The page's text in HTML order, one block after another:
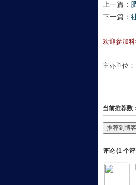
上一篇：
下一篇：
欢迎参加
主办单位：
当前推荐数：
推荐到博
评论 (1 个